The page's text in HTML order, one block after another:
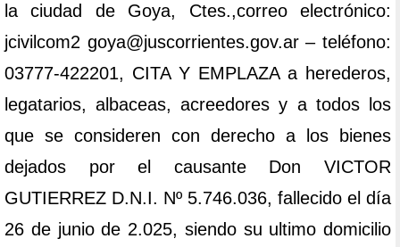
la ciudad de Goya, Ctes.,correo electrónico:
jcivilcom2 goya@juscorrientes.gov.ar – teléfono:
03777-422201, CITA Y EMPLAZA a herederos,
legatarios, albaceas, acreedores y a todos los
que se consideren con derecho a los bienes
dejados por el causante Don VICTOR
GUTIERREZ D.N.I. Nº 5.746.036, fallecido el día
26 de junio de 2.025, siendo su ultimo domicilio